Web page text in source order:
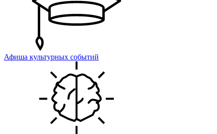
Афиша культурных событий